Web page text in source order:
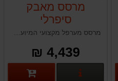
מרסס מאבק
סיפרלי
CIFARELLI L3
EVO
מרסס מערפל מקצועי המיועד לשימוש חקלאי נרחב, המציע עמידות ויכולת תפעולית משופרים. הוא מוכר בזכות חיי השירות הארוכים והאמינות שלו, במיוחד בסביבות עבודה מאתגרות.
4,439 ₪
פרטים נוספים